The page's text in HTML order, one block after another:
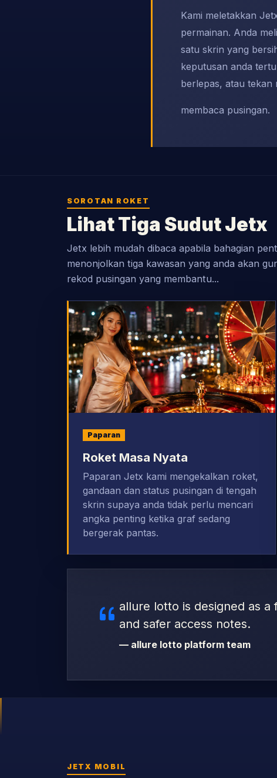
Kami meletakkan
permainan. Anda
satu skrin yang
keputusan anda
berlepas, atau tekan
membaca pusingan.
SOROTAN ROKET
Lihat Tiga Sudut Jetx
Jetx lebih mudah dibaca apabila bahagian
menonjolkan tiga kawasan yang anda akan
rekod pusingan yang membantu...
Paparan
Roket Masa Nyata
Paparan Jetx kami mengekalkan roket,
gandaan dan status pusingan di tengah
skrin supaya anda tidak perlu mencari
angka penting ketika graf sedang
bergerak pantas.
allure lotto is designed as
and safer access notes.
— allure lotto platform team
JETX MOBIL